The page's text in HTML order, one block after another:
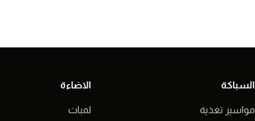
السباكة
مواسير تغذية
الاضاءة
لمبات